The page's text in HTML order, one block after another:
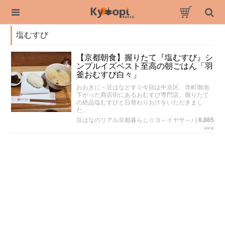
塩むすび
【京都朝食】握りたて『塩むすび』シ
ンプルイズベスト至高の朝ごはん「羽
釜おむすび白々」
おおきに～豆はなどす☆今回は中京区、寺町御池
下がった商店街にあるおむすび専門店。握りたて
の絶品塩むすびと日替わりお汁をいただきまし
た。
豆はなのリアル京都暮らし☆ヨ～イヤサ～♪
8,865
view